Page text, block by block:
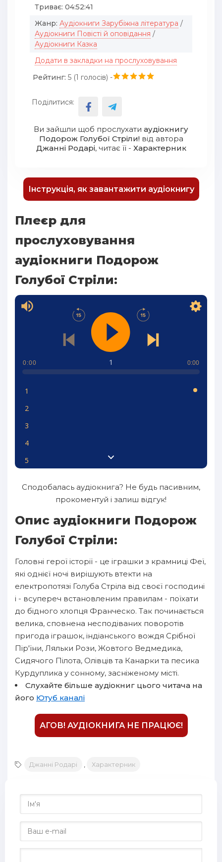
Триває: 04:52:41
Жанр: Аудіокниги Зарубіжна література /
Аудіокниги Повісті й оповідання /
Аудіокниги Казка
Додати в закладки на прослуховування
Рейтинг: 5 (1 голосів) -
Поділитися:
Ви зайшли щоб прослухати аудіокнигу
Подорож Голубої Стріли!від автора
Джанні Родарі, читає її - Характерник
Інструкція, як завантажити аудіокнигу
Плеєр для
прослуховування
аудіокниги Подорож
Голубої Стріли:
1
0:00 0:00
1
2
3
4
5
10
11
13
14
15
16
18
19
Сподобалась аудіокнига? Не будь пасивним,
прокоментуй і залиш відгук!
Опис аудіокниги Подорож
Голубої Стріли:
Головні герої історії - це іграшки з крамниці Феї,
які однієї ночі вирішують втекти на
електропотязі Голуба Стріла від своєї господині
і - всупереч встановленим правилам - поїхати
до бідного хлопця Франческо. Так починається
велика, сповнена несподіваних поворотів
пригода іграшок, індіанського вождя Срібної
Пір'їни, Ляльки Рози, Жовтого Ведмедика,
Сидячого Пілота, Олівців та Канарки та песика
Курдуплика у сонному, засніженому місті.
Слухайте більше аудіокниг цього читача на
його Ютуб каналі
АГОВ! АУДІОКНИГА НЕ ПРАЦЮЄ!
Джанні Родарі Характерник